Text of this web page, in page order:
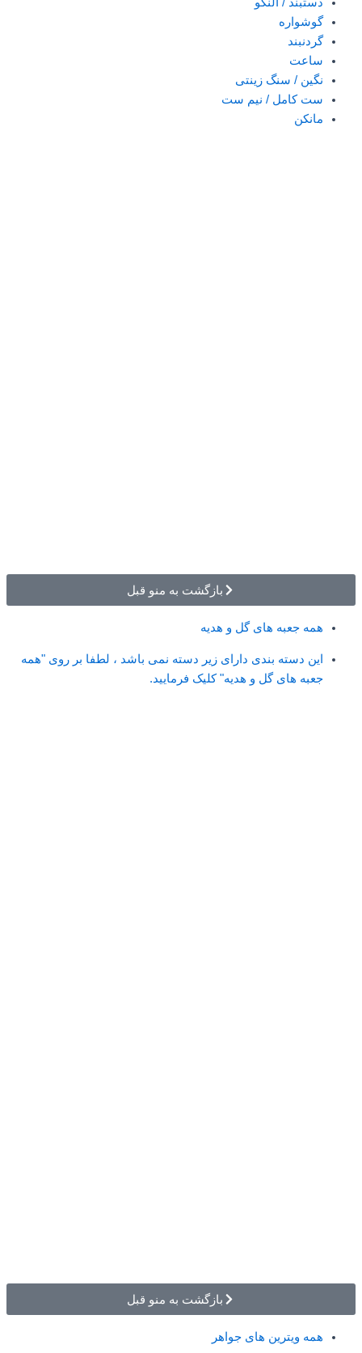
گوشواره
گردنبند
ساعت
نگین / سنگ زینتی
ست کامل / نیم ست
مانکن
بازگشت به منو قبل
همه جعبه های گل و هدیه
این دسته بندی دارای زیر دسته نمی باشد ، لطفا بر روی "همه
جعبه های گل و هدیه" کلیک فرمایید.
بازگشت به منو قبل
همه ویترین های جواهر